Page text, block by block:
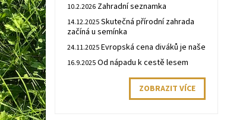
10.2.2026 Zahradní seznamka
14.12.2025Skutečná přírodní zahrada
začíná u semínka
24.11.2025Evropská cena diváků je naše
16.9.2025Od nápadu k cestě lesem
ZOBRAZIT VÍCE